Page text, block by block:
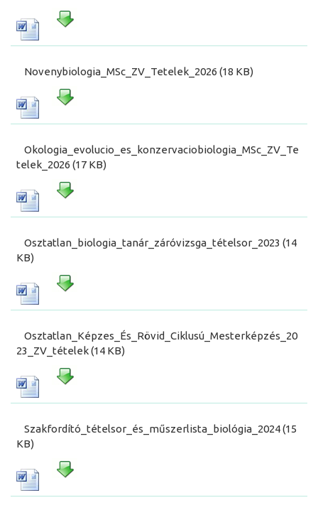
Novenybiologia_MSc_ZV_Tetelek_2026 (18 KB)
Okologia_evolucio_es_konzervaciobiologia_MSc_ZV_Te
telek_2026 (17 KB)
Osztatlan_biologia_tanár_záróvizsga_tételsor_2023 (14
KB)
Osztatlan_Képzes_És_Rövid_Ciklusú_Mesterképzés_20
23_ZV_tételek (14 KB)
Szakfordító_tételsor_és_műszerlista_biológia_2024 (15
KB)